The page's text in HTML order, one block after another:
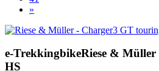
»
e-TrekkingbikeRiese & Müller
HS